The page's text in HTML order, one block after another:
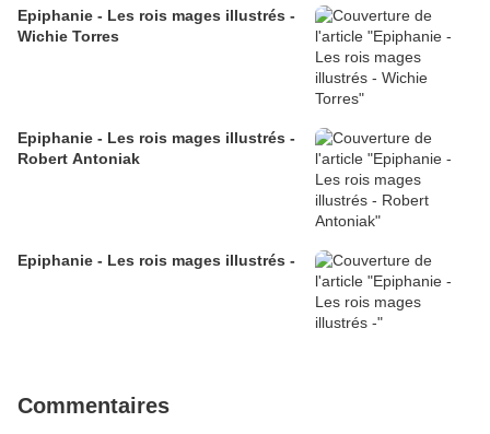
Epiphanie - Les rois mages illustrés -
Wichie Torres
Epiphanie - Les rois mages illustrés -
Robert Antoniak
Epiphanie - Les rois mages illustrés -
Commentaires